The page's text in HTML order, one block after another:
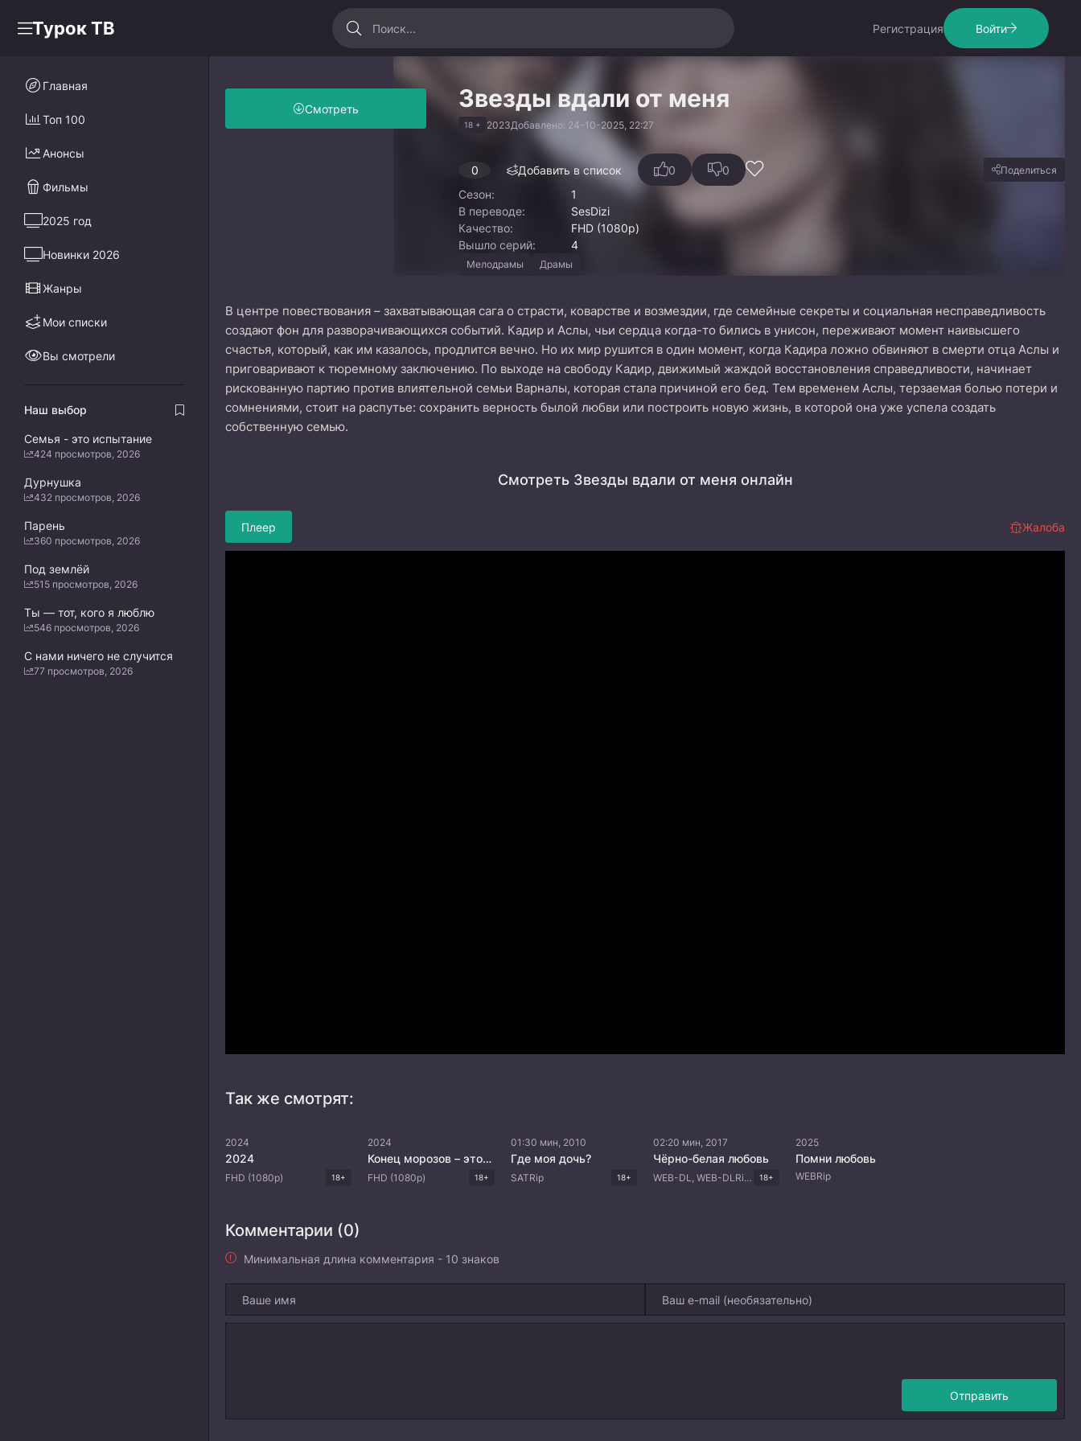
Турок ТВ Регистрация Войти
Звезды вдали от меня
18 + 2023Добавлено: 24-10-2025, 22:27
Смотреть
0 Добавить в список 0 0 Поделиться
Сезон:
1
В переводе:
SesDizi
Качество:
FHD (1080p)
Вышло серий:
4
Мелодрамы Драмы
В центре повествования – захватывающая сага о страсти, коварстве и возмездии, где семейные секреты и социальная несправедливость
создают фон для разворачивающихся событий. Кадир и Аслы, чьи сердца когда-то бились в унисон, переживают момент наивысшего
счастья, который, как им казалось, продлится вечно. Но их мир рушится в один момент, когда Кадира ложно обвиняют в смерти отца Аслы и
приговаривают к тюремному заключению. По выходе на свободу Кадир, движимый жаждой восстановления справедливости, начинает
рискованную партию против влиятельной семьи Варналы, которая стала причиной его бед. Тем временем Аслы, терзаемая болью потери и
сомнениями, стоит на распутье: сохранить верность былой любви или построить новую жизнь, в которой она уже успела создать
собственную семью.
Смотреть Звезды вдали от меня онлайн
Плеер Жалоба
Так же смотрят:
2024
2024
FHD (1080p) 18+
2024
Конец морозов – это солнце
FHD (1080p) 18+
01:30 мин, 2010
Где моя дочь?
SATRip 18+
02:20 мин, 2017
Чёрно-белая любовь
WEB-DL, WEB-DLRip, WEBRip 18+
2025
Помни любовь
WEBRip
Комментарии (0)
Минимальная длина комментария - 10 знаков
Отправить
Главная
Топ 100
Анонсы
Фильмы
2025 год
Новинки 2026
Жанры
Мои списки
Вы смотрели
Наш выбор
Семья - это испытание
424 просмотров, 2026
Дурнушка
432 просмотров, 2026
Парень
360 просмотров, 2026
Под землёй
515 просмотров, 2026
Ты — тот, кого я люблю
546 просмотров, 2026
С нами ничего не случится
77 просмотров, 2026